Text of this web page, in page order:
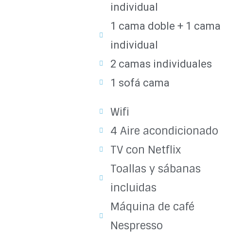
individual
1 cama doble + 1 cama
individual
2 camas individuales
1 sofá cama
Wifi
4 Aire acondicionado
TV con Netflix
Toallas y sábanas
incluidas
Máquina de café
Nespresso